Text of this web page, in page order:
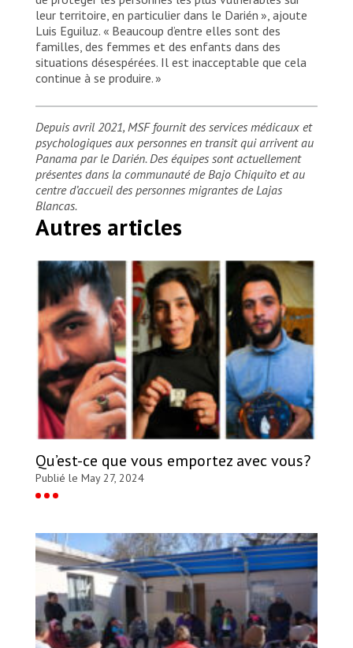
leur territoire, en particulier dans le Darién », ajoute
Luis Eguiluz. « Beaucoup d’entre elles sont des
familles, des femmes et des enfants dans des
situations désespérées. Il est inacceptable que cela
continue à se produire. »
Depuis avril 2021, MSF fournit des services médicaux et
psychologiques aux personnes en transit qui arrivent au
Panama par le Darién. Des équipes sont actuellement
présentes dans la communauté de Bajo Chiquito et au
centre d’accueil des personnes migrantes de Lajas
Blancas.
Autres articles
Qu’est-ce que vous emportez avec vous?
Publié le May 27, 2024